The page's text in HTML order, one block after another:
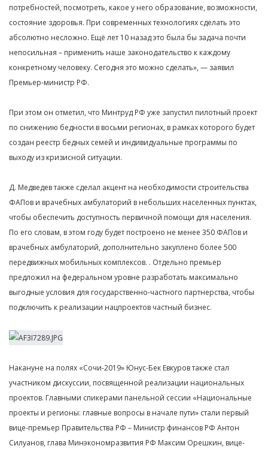
потребностей, посмотреть, какое у него образование, возможности,
состояние здоровья. При современных технологиях сделать это
абсолютно несложно. Ещё лет 10 назад это была бы задача почти
непосильная – применить наше законодательство к каждому
конкретному человеку. Сегодня это можно сделать», — заявил
Премьер-министр РФ.
При этом он отметил, что Минтруд РФ уже запустил пилотный проект
по снижению бедности в восьми регионах, в рамках которого будет
создан реестр бедных семей и индивидуальные программы по
выходу из кризисной ситуации.
Д. Медведев также сделал акцент на необходимости строительства
ФАПов и врачебных амбулаторий в небольших населенных пунктах,
чтобы обеспечить доступность первичной помощи для населения.
По его словам, в этом году будет построено не менее 350 ФАПов и
врачебных амбулаторий, дополнительно закуплено более 500
передвижных мобильных комплексов. . Отдельно премьер
предложил на федеральном уровне разработать максимально
выгодные условия для государственно-частного партнерства, чтобы
подключить к реализации нацпроектов частный бизнес.
Накануне на полях «Сочи-2019» Юнус-Бек Евкуров также стал
участником дискуссии, посвященной реализации национальных
проектов. Главными спикерами панельной сессии «Национальные
проекты и регионы: главные вопросы в начале пути» стали первый
вице-премьер Правительства РФ – Министр финансов РФ Антон
Силуанов, глава Минэкономразвития РФ Максим Орешкин, вице-